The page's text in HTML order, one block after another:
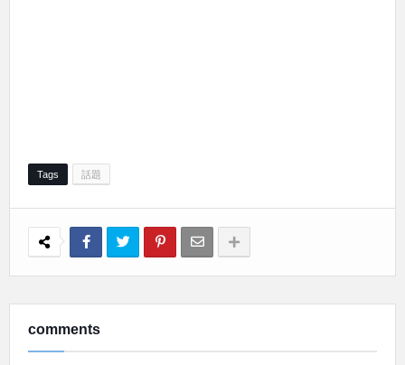
Tags 話題
comments